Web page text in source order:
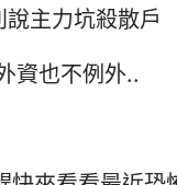
主力坑殺散戶
資也不例外..